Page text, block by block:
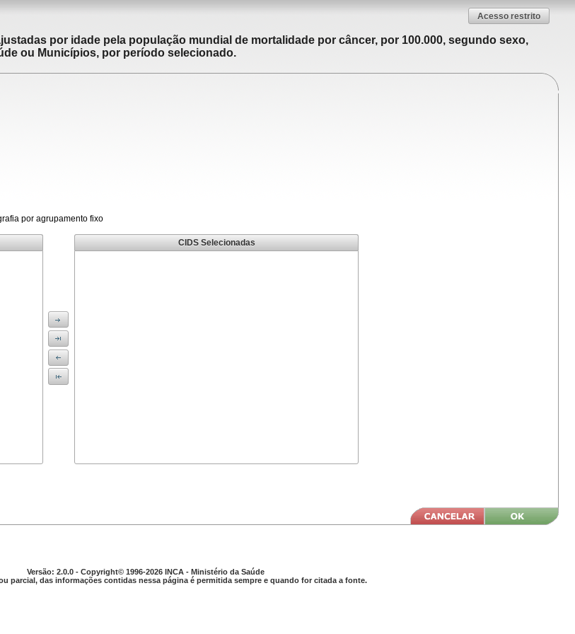
Acesso restrito
por idade pela população mundial de mortalidade por câncer, por 100.000, segundo sexo,
ou Municípios, por período selecionado.
por agrupamento fixo
CIDS Selecionadas
Versão: 2.0.0 - Copyright© 1996-2026 INCA - Ministério da Saúde
parcial, das informações contidas nessa página é permitida sempre e quando for citada a fonte.